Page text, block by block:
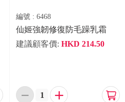
編號 : 6468
仙姬強韌修復防毛躁乳霜
建議顧客價: HKD 214.50
  